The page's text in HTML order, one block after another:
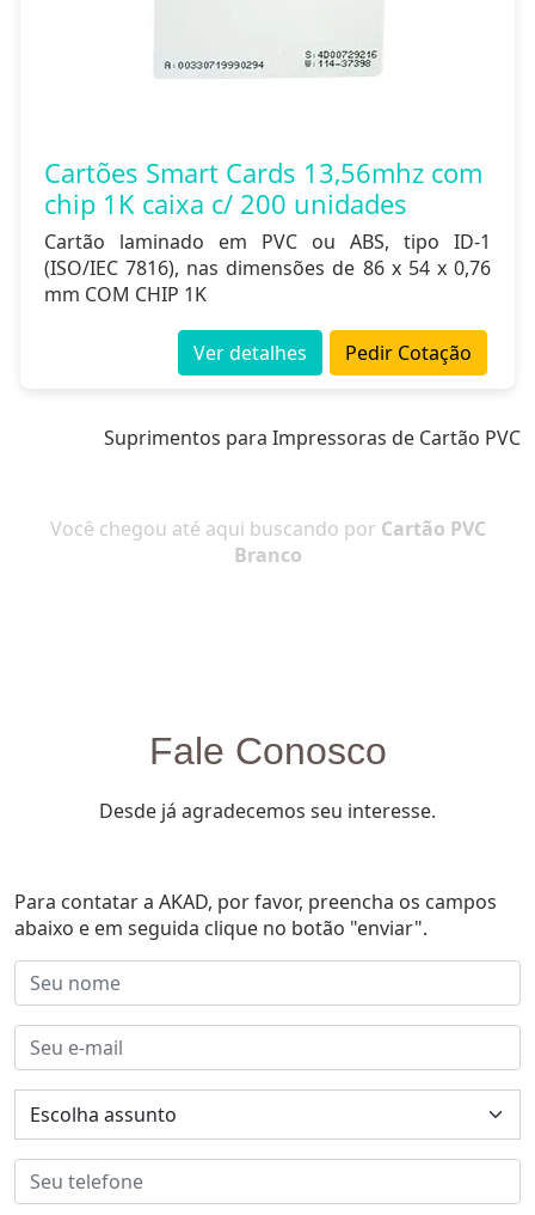
Cartões Smart Cards 13,56mhz com
chip 1K caixa c/ 200 unidades
Cartão laminado em PVC ou ABS, tipo ID-1
(ISO/IEC 7816), nas dimensões de 86 x 54 x 0,76
mm COM CHIP 1K
Pedir Cotação
Ver detalhes
Suprimentos para Impressoras de Cartão PVC
Você chegou até aqui buscando por Cartão PVC
Branco
Fale Conosco
Desde já agradecemos seu interesse.
Para contatar a AKAD, por favor, preencha os campos
abaixo e em seguida clique no botão "enviar".